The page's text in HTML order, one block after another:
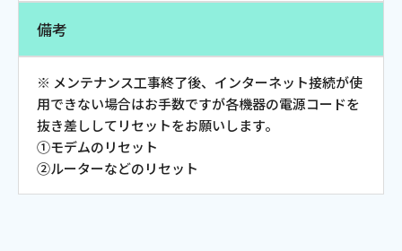
おトクなプラン
パンフレット・チラシ
会社案内
備考
※ メンテナンス工事終了後、インターネット接続が使
用できない場合はお手数ですが各機器の電源コードを
抜き差ししてリセットをお願いします。
①モデムのリセット
②ルーターなどのリセット